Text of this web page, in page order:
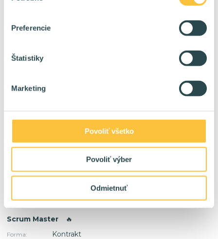
Preferencie
Štatistiky
Marketing
Povoliť všetko
Povoliť výber
Odmietnuť
Security Admin
HomeOffice:
AI Developer/Architekt 🔥
Forma: Kontrakt / TPP
HomeOffice: 60 %
Scrum Master 🔥
Forma: Kontrakt